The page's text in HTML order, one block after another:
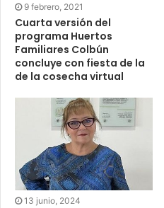
9 febrero, 2021
Cuarta versión del
programa Huertos
Familiares Colbún
concluye con fiesta de la
de la cosecha virtual
13 junio, 2024